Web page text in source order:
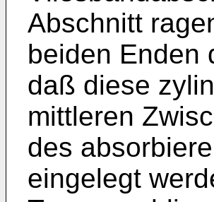
Abschnitt
beiden Enden
daß diese
mittleren
des
eingelegt